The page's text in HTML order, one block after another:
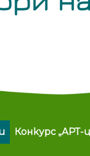
Конкурс „АРТ-